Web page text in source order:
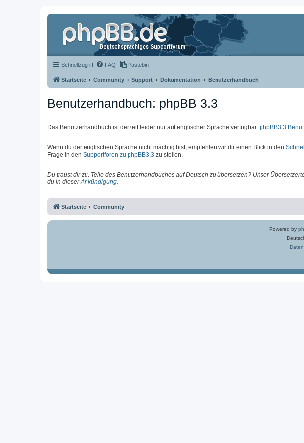
Schnellzugriff FAQ Pastebin
Startseite Community Support Dokumentation Benutzerhandbuch
Benutzerhandbuch: phpBB 3.3
Das Benutzerhandbuch ist derzeit leider nur auf englischer Sprache verfügbar: phpBB3.3
Wenn du der englischen Sprache nicht mächtig bist, empfehlen wir dir einen Blick in den
Frage in den Supportforen zu phpBB3.3 zu stellen.
Du traust dir zu, Teile des Benutzerhandbuches auf Deutsch zu übersetzen? Unser
du in dieserAnkündigung.
Startseite Community
Powered by